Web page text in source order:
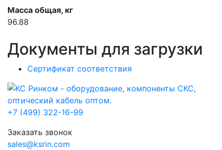
Масса общая, кг
96.88
Документы для загрузки
Сертификат соответствия
+7 (499) 322-16-99
Заказать звонок
sales@ksrin.com